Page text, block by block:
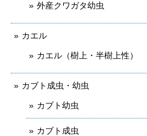
外産クワガタ幼虫
カエル
カエル（樹上・半樹上性）
カブト成虫・幼虫
カブト幼虫
カブト成虫